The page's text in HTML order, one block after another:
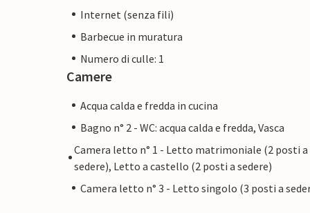
Internet (senza fili)
Barbecue in muratura
Numero di culle: 1
Camere
Acqua calda e fredda in cucina
Bagno n° 2 - WC: acqua calda e fredda, Vasca
Camera letto n° 1 - Letto matrimoniale (2 posti a
sedere), Letto a castello (2 posti a sedere)
Camera letto n° 3 - Letto singolo (3 posti a